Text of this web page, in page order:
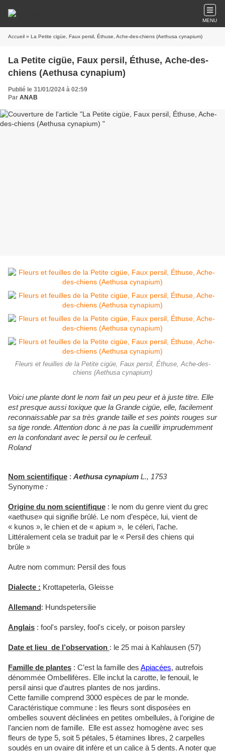
MENU
Accueil » La Petite cigüe, Faux persil, Éthuse, Ache-des-chiens (Aethusa cynapium)
La Petite cigüe, Faux persil, Éthuse, Ache-des-
chiens (Aethusa cynapium)
Publié le 31/01/2024 à 02:59
Par ANAB
Fleurs et feuilles de la Petite cigüe, Faux persil, Éthuse, Ache-des-
chiens (Aethusa cynapium)
Voici une plante dont le nom fait un peu peur et à juste titre. Elle
est presque aussi toxique que la Grande cigüe, elle, facilement
reconnaissable par sa très grande taille et ses points rouges sur
sa tige ronde. Attention donc à ne pas la cueillir imprudemment
en la confondant avec le persil ou le cerfeuil.
Roland
Nom scientifique : Aethusa cynapium L., 1753
Synonyme :
Origine du nom scientifique : le nom du genre vient du grec
«aethuse» qui signifie brûlé. Le nom d’espèce, lui, vient de
« kunos », le chien et de « apium », le céleri, l’ache.
Littéralement cela se traduit par le « Persil des chiens qui
brûle »
Autre nom commun: Persil des fous
Dialecte : Krottapeterla, Gleisse
Allemand : Hundspetersilie
Anglais : fool's parsley, fool's cicely, or poison parsley
Date et lieu de l’observation : le 25 mai à Kahlausen (57)
Famille de plantes : C’est la famille des Apiacées, autrefois
dénommée Ombellifères. Elle inclut la carotte, le fenouil, le
persil ainsi que d’autres plantes de nos jardins.
Cette famille comprend 3000 espèces de par le monde.
Caractéristique commune : les fleurs sont disposées en
ombelles souvent déclinées en petites ombellules, à l’origine de
l’ancien nom de famille. Elle est assez homogène avec ses
fleurs de type 5, soit 5 pétales, 5 étamines libres, 2 carpelles
soudés en un ovaire dit infère et un calice à 5 dents. A noter que